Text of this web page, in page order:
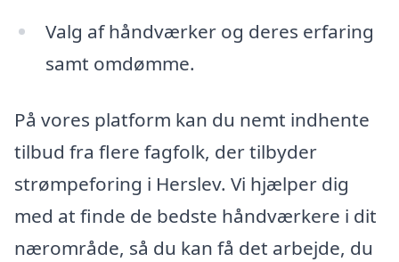
Valg af håndværker og deres erfaring
samt omdømme.
På vores platform kan du nemt indhente
tilbud fra flere fagfolk, der tilbyder
strømpeforing i Herslev. Vi hjælper dig
med at finde de bedste håndværkere i dit
nærområde, så du kan få det arbejde, du